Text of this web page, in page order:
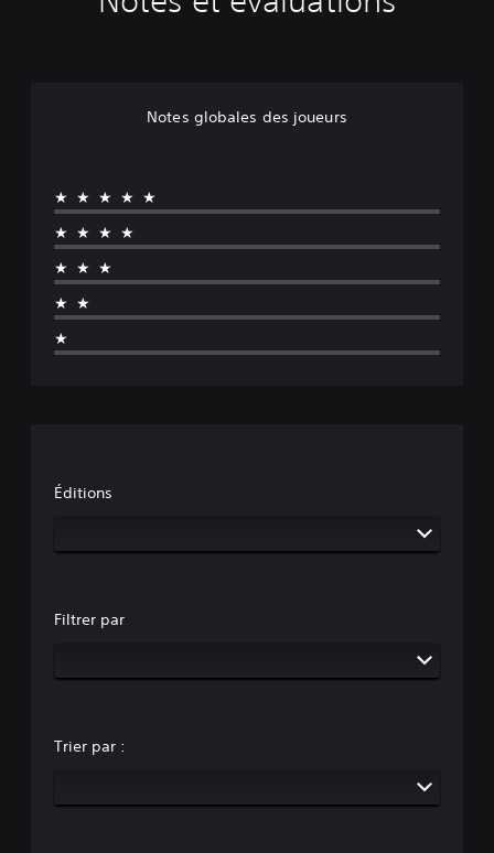
Notes globales des joueurs
★★★★★
★★★★
★★★
★★
★
Éditions
Filtrer par
Trier par :